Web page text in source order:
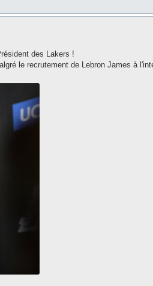
des Lakers !
le recrutement de Lebron James à